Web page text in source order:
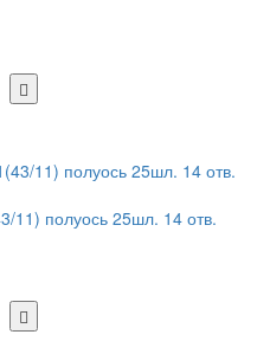
11) полуось 25шл. 14 отв.